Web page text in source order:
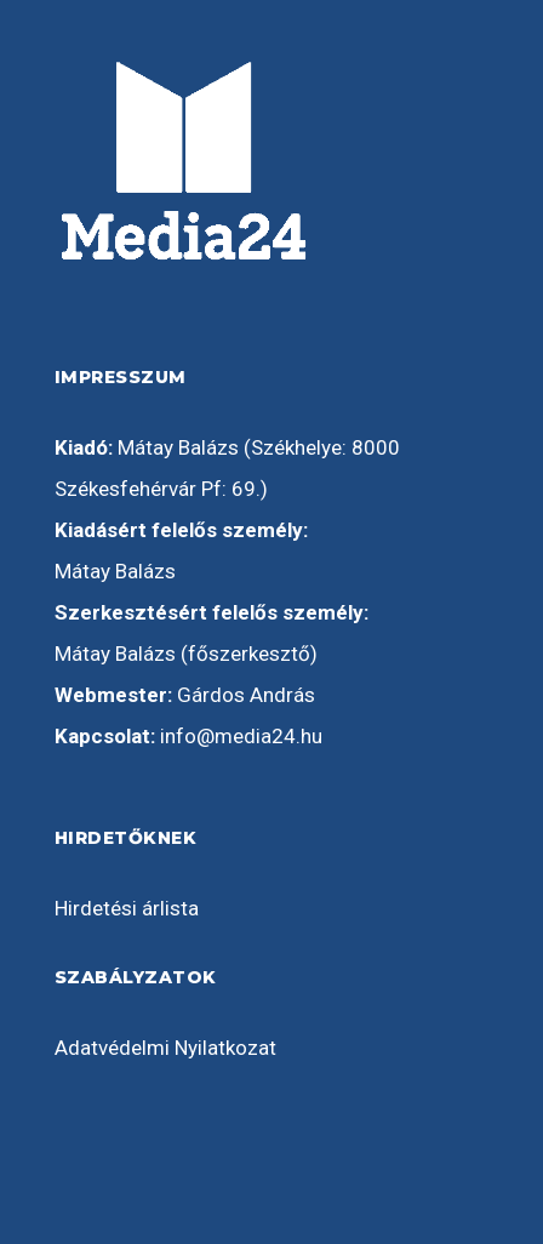
IMPRESSZUM
Kiadó:Mátay Balázs (Székhelye: 8000
Székesfehérvár Pf: 69.)
Kiadásért felelős személy:
Mátay Balázs
Szerkesztésért felelős személy:
Mátay Balázs (főszerkesztő)
Webmester:Gárdos András
Kapcsolat: info@media24.hu
HIRDETŐKNEK
Hirdetési árlista
SZABÁLYZATOK
Adatvédelmi Nyilatkozat